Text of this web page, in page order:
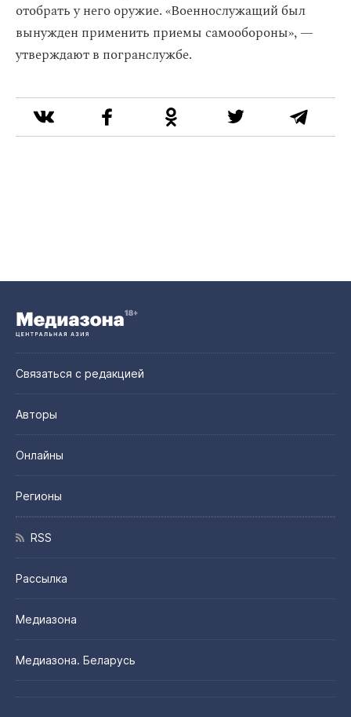
отобрать у него оружие. «Военнослужащий был
вынужден применить приемы самообороны», —
утверждают в погранслужбе.
Связаться с редакцией
Авторы
Онлайны
Регионы
RSS
Рассылка
Медиазона
Медиазона. Беларусь